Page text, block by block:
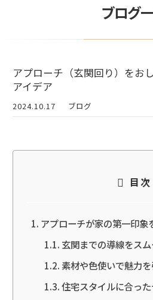
ブログ
アプローチ（玄関回り）をお
アイデア
2024.10.17 ブログ
目次
アプローチが家の第一印象
玄関までの導線をス
素材や色使いで魅力
住宅スタイルに合っ